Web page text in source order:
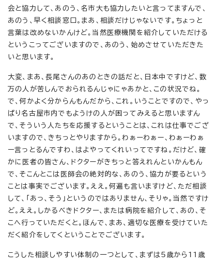
会と協力して、あのう、名市大も協力したいと言ってますんで、
あのう、早く相談窓口。まあ、相談だけじゃないです。ちょっと
言葉は改めないかんけど。当然医療機関を紹介していただける
というこってございますので、あのう、始めさせていただきた
いと思います。
大変、まあ、長尾さんのあのときの話だと、日本中ですけど、数
万の人が苦しんでおられるんじゃにゃあかと、この状況でね。
で、何かよく分からんもんだから、これ。いうことですので、やっ
ぱり名古屋市内でもようけの人が困ってみえると思いますん
で、そういう人たちを応援するということは、これは仕事でござ
いますので、きちっとやりますから。わぁーわぁー、わぁーわぁ
ー言っとるんですわ、はよやってくれいってですね。だけど、確
かに医者の皆さん、ドクターがきちっと答えれんといかんもん
で、そこんとこは医師会の絶対的な、あのう、協力が要るという
ことは事実でございます。ええ。何遍も言いますけど、ただ相談
して、「あっ、そう」というのではありません、そりゃ。当然ですけ
ど。ええ。しかるべきドクター、または病院を紹介して、あの、そ
こへ行っていただくと。ほんで、まあ、適切な医療を受けていた
だく紹介をしてくということでございます。
こうした相談しやすい体制の一つとして、まずは5歳から11歳